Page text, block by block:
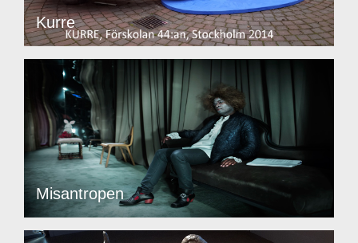
Kurre
Misantropen